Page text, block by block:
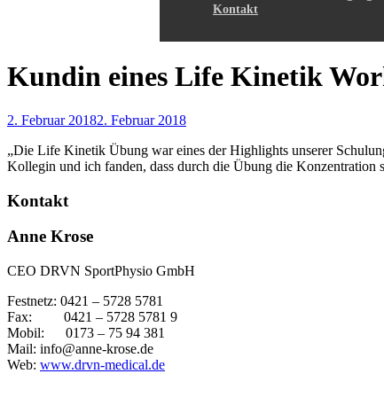
Kontakt
Kundin eines Life Kinetik
2. Februar 20182. Februar 2018
„Die Life Kinetik Übung war eines der Highlights unserer
Kollegin und ich fanden, dass durch die Übung die Konzentration
Kontakt
Anne Krose
CEO DRVN SportPhysio GmbH
Festnetz: 0421 – 5728 5781
Fax: 0421 – 5728 5781 9
Mobil: 0173 – 75 94 381
Mail: info@anne-krose.de
Web: www.drvn-medical.de